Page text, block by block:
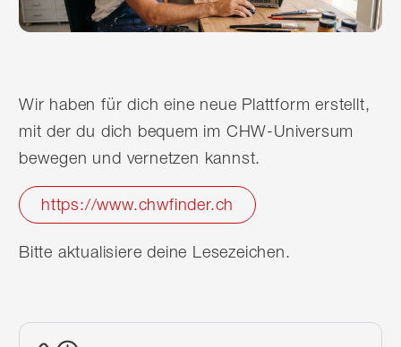
Wir haben für dich eine neue Plattform erstellt,
mit der du dich bequem im CHW-Universum
bewegen und vernetzen kannst.
https://www.chwfinder.ch
Bitte aktualisiere deine Lesezeichen.